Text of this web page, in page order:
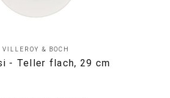
VILLEROY & BOCH
- Teller flach, 29 cm